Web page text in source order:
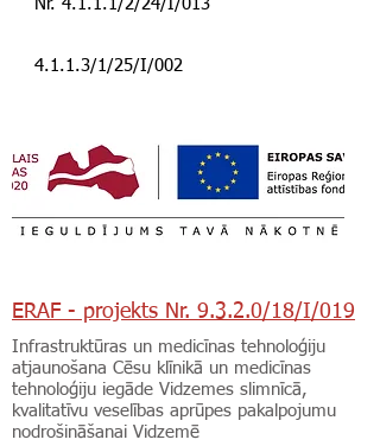
Nr. 4.1.1.1/2/24/I/013
4.1.1.3/1/25/I/002
ERAF - projekts Nr. 9.3.2.0/18/I/019
Infrastruktūras un medicīnas tehnoloģiju
atjaunošana Cēsu klīnikā un medicīnas
tehnoloģiju iegāde Vidzemes slimnīcā,
kvalitatīvu veselības aprūpes pakalpojumu
nodrošināšanai Vidzemē